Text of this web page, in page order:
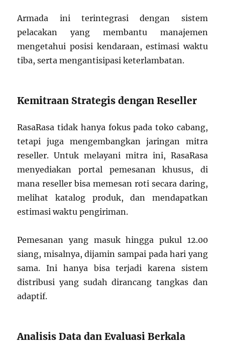
Armada ini terintegrasi dengan sistem
pelacakan yang membantu manajemen
mengetahui posisi kendaraan, estimasi waktu
tiba, serta mengantisipasi keterlambatan.
Kemitraan Strategis dengan Reseller
RasaRasa tidak hanya fokus pada toko cabang,
tetapi juga mengembangkan jaringan mitra
reseller. Untuk melayani mitra ini, RasaRasa
menyediakan portal pemesanan khusus, di
mana reseller bisa memesan roti secara daring,
melihat katalog produk, dan mendapatkan
estimasi waktu pengiriman.
Pemesanan yang masuk hingga pukul 12.00
siang, misalnya, dijamin sampai pada hari yang
sama. Ini hanya bisa terjadi karena sistem
distribusi yang sudah dirancang tangkas dan
adaptif.
Analisis Data dan Evaluasi Berkala